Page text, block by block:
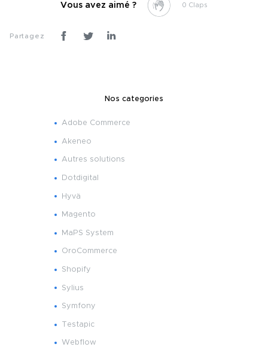
Vous avez aimé ? 0
Partagez
Nos categories
Adobe Commerce
Akeneo
Autres solutions
Dotdigital
Hyvä
Magento
MaPS System
OroCommerce
Shopify
Sylius
Symfony
Testapic
Webflow